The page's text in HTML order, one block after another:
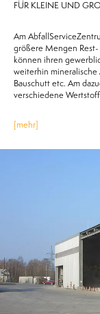
FÜR KLEINE UND
Am
größere Mengen
können ihren
weiterhin
Bauschutt etc. Am
verschiedene
[mehr]